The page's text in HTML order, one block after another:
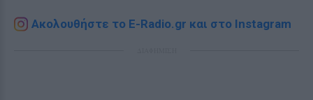
Ακολουθήστε το E-Radio.gr και στο Instagram